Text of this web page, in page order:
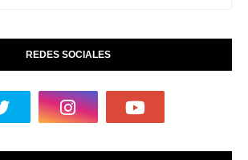
REDES SOCIALES